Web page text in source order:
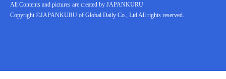
All Contents and pictures are created by JAPANKURU
Copyright ©JAPANKURU of Global Daily Co., Ltd All rights reserved.